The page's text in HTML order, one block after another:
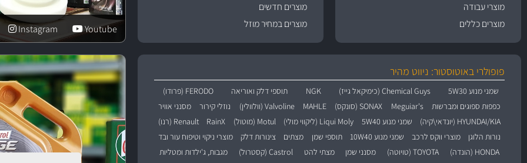
מוצרי עבודה
מוצרים כללים
מוצרים חדשים
מוצרים במחיר מוזל
Youtube
Instagram
פופולרי באוטוסטור: ניווט מהיר
שמני מנוע 5W30 Chemical Guys (כימיקאל גייז) NGK תוספי דלק ואוריאה
FERODO (פרודו)
כפפות ספוגים ומברשות
Meguiar's SONAX (סונקס) MAHLE Valvoline (וולוולין) נוזלי קירור
מסנני אוויר
HYUNDAI/KIA (יונדאי\קיה)
שמני מנוע 5W40 Liqui Moly (ליקווי מולי) Motul (מוטול) RainX
Renault (רנו)
נורות הלוגן
מוצרי ווקס לרכב שמני מנוע 10W40 תוספי שמן מצתים צינורות דלק
מוצרי ניקוי וטיפוח עור ובד
HONDA (הונדה)
TOYOTA (טויוטה) מסנני שמן מצתי להט Castrol (קסטרול)
מגבות, ג'ילדות ומטליות